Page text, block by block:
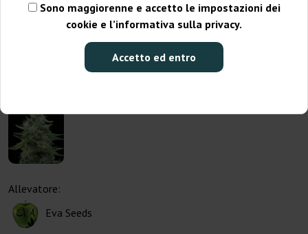
Sono maggiorenne e accetto le impostazioni dei
cookie e l’informativa sulla privacy.
Accetto ed entro
Allevatore:
Eva Seeds